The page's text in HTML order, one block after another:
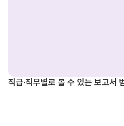
직급·직무별로 볼 수 있는 보고서